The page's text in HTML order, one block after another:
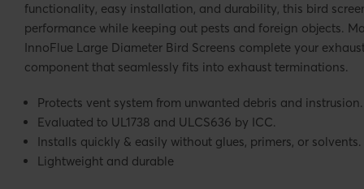
functionality, easy installation, and durability, this bird
performance while keeping out pests and foreign objects.
InnoFlue Large Diameter Bird Screens complete your
component that seamlessly fits into exhaust terminations.
Protects vent system from unwanted debris and instrusion.
Evaluated to UL1738 and ULCS636 by ICC.
Installs quickly & easily without glues, primers, or solvents.
Lightweight and durable